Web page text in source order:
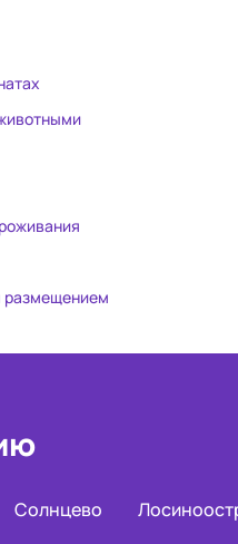
размещением
Солнцево